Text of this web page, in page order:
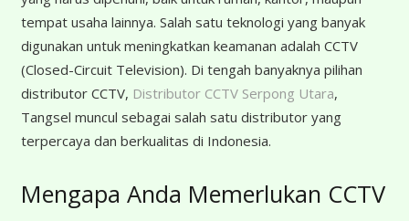
tempat usaha lainnya. Salah satu teknologi yang banyak
digunakan untuk meningkatkan keamanan adalah CCTV
(Closed-Circuit Television). Di tengah banyaknya pilihan
distributor CCTV, Distributor CCTV Serpong Utara,
Tangsel muncul sebagai salah satu distributor yang
terpercaya dan berkualitas di Indonesia.
Mengapa Anda Memerlukan CCTV